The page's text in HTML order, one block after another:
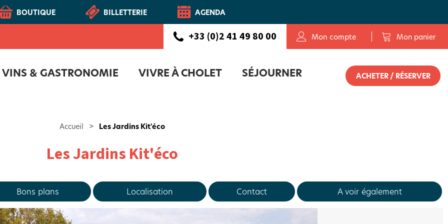
BOUTIQUE BILLETTERIE AGENDA
+33 (0)2 41 49 80 00 Mon compte Mon panier
VINS & GASTRONOMIE VIVRE À CHOLET SÉJOURNER ACHETER / RÉSERVER
Accueil > Les Jardins Kit'éco
Les Jardins Kit'éco
Bons plans Localisation Contact A voir également